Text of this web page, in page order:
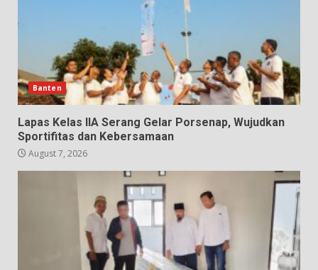
Banten
Lapas Kelas IIA Serang Gelar Porsenap, Wujudkan
Sportifitas dan Kebersamaan
August 7, 2026